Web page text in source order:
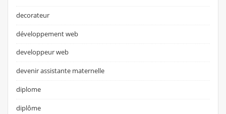
decorateur
développement web
developpeur web
devenir assistante maternelle
diplome
diplôme